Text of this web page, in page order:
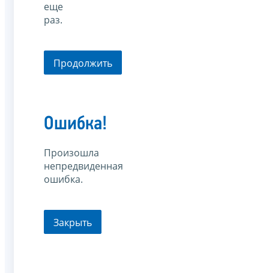
еще
раз.
Продолжить
Ошибка!
Произошла
непредвиденная
ошибка.
Закрыть